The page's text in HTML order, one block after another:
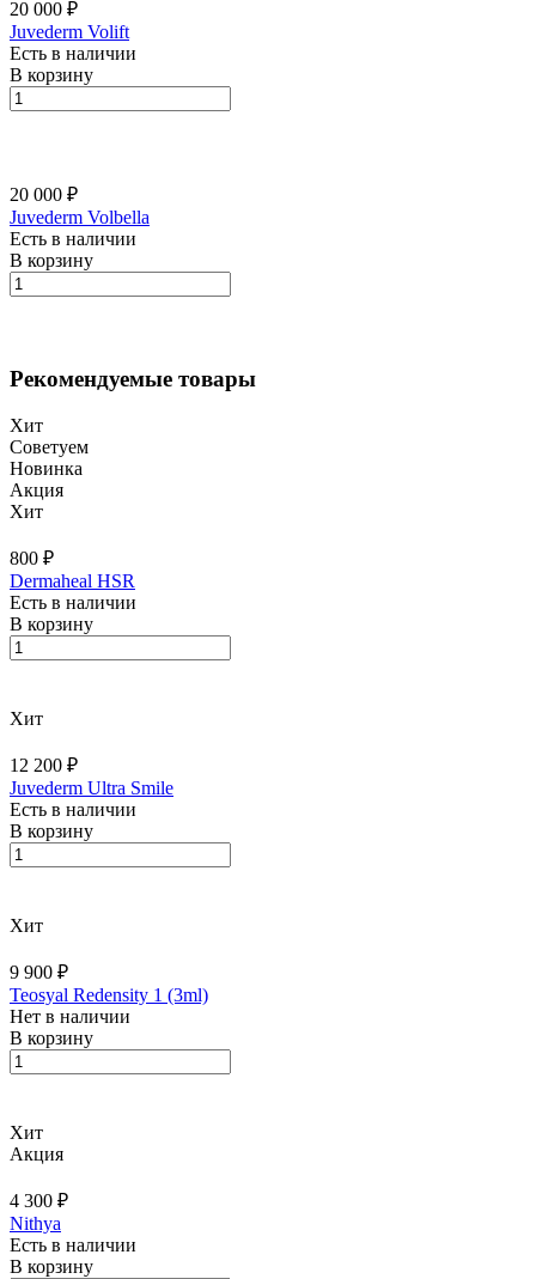
20 000 ₽
Juvederm Volift
Есть в наличии
В корзину
20 000 ₽
Juvederm Volbella
Есть в наличии
В корзину
Рекомендуемые товары
Хит
Советуем
Новинка
Акция
Хит
800 ₽
Dermaheal HSR
Есть в наличии
В корзину
Хит
12 200 ₽
Juvederm Ultra Smile
Есть в наличии
В корзину
Хит
9 900 ₽
Teosyal Redensity 1 (3ml)
Нет в наличии
В корзину
Хит
Акция
4 300 ₽
Nithya
Есть в наличии
В корзину